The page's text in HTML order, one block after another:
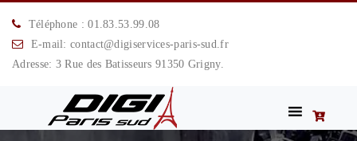
Téléphone : 01.83.53.99.08
E-mail: contact@digiservices-paris-sud.fr
Adresse: 3 Rue des Batisseurs 91350 Grigny.